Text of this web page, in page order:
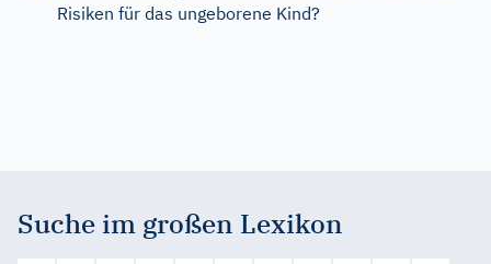
Risiken für das ungeborene Kind?
Suche im großen Lexikon